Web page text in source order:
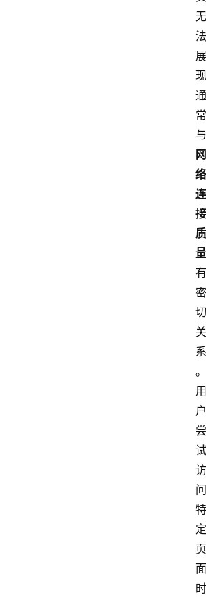
无
法
展
现
通
常
与
网
络
连
接
质
量
有
密
切
关
系
。
用
户
尝
试
访
问
特
定
页
面
时